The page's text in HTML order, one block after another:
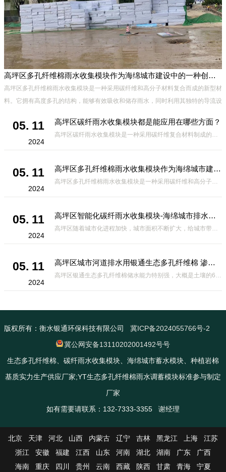
高坪区多孔纤维棉雨水收集模块作为海绵城市建设中的一种创新材料
高坪区多孔纤维棉雨水收集模块是一种采用碳纤维和高分子材料复合而成的新型材
料。它拥有高度多孔的结构，能够有效吸收和储存雨水，同时利用其独特的导流设
05. 11
2024
高坪区碳纤雨水收集模块都是能应用在哪些方面？
高坪区碳纤雨水收集模块是一种采用碳纤维复合材料制成的雨水收集装置，具有*、环保、可持续等诸多优点。这种模块的设计独特，结构轻巧且强度高，耐腐蚀，能够在各种环境条件下稳定运行。其广泛的应用领域不仅体现在城市规
05. 11
2024
高坪区多孔纤维棉雨水收集模块作为海绵城市建设中的一种创新材料
高坪区多孔纤维棉雨水收集模块是一种采用碳纤维和高分子材料复合而成的新型材料。它拥有高度多孔的结构，能够有效吸收和储存雨水，同时利用其独特的导流设计，将雨水迅速排出，有效防止城市内涝的发生。此外，该材料还具有
05. 11
2024
高坪区智能化碳纤雨水收集模块-海绵城市排水蓄水系统的优选项
高坪区随着城市化进程加快，城市面积不断扩大，给城市带来的问题也随之增加。其中之一就是水资源的短缺。雨水收集是一种解决城市水资源短缺的有效途径。在雨水收集技术中，智能化碳纤雨水收集模块的出现，为解决城市水资源
05. 11
2024
高坪区城市河道排水用银通生态多孔纤维棉 渗透性好重量轻
高坪区银通生态多孔纤维棉储水能力特别强，大概是土壤的6倍，所以在下暴雨或者是严重的雨雪天气时，能将降水量很好的吸收掉，到了天气晴朗之后又会将这些水分蒸发到空气中。这种材料在绿化环保上能起到很大的作用，能够大
版权所有：衡水银通环保科技有限公司
冀ICP备2024055766号-2
冀公网安备13110202001492号号
生态多孔纤维棉、碳纤雨水收集模块、海绵城市蓄水模块、种植岩棉
基质实力生产供应厂家;YT生态多孔纤维棉雨水调蓄模块标准参与制定
厂家
如有需要请联系：132-7333-3355 谢经理
北京 天津 河北 山西 内蒙古 辽宁 吉林 黑龙江 上海
江苏
浙江
安徽 福建 江西 山东 河南 湖北 湖南 广东
广西
海南
重庆 四川 贵州 云南 西藏 陕西 甘肃 青海 宁夏